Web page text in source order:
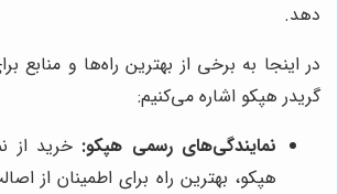
دهد.
در اینجا به برخی از بهترین راه‌ها و منابع
گریدر هپکو اشاره می‌کنیم:
نمایندگی‌های رسمی هپکو: خرید از
هپکو، بهترین راه برای اطمینان از